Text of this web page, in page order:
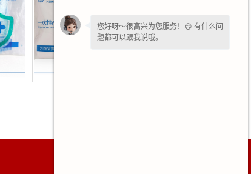
您好呀～很高兴为您服务！😊 有什么问
题都可以跟我说哦。